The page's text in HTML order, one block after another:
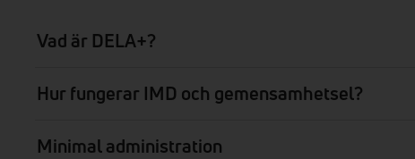
Vad är DELA+?
Hur fungerar IMD och gemensamhetsel?
Minimal administration